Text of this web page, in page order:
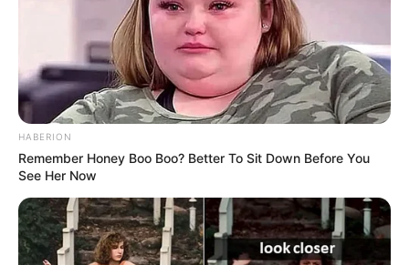
HABERION
Remember Honey Boo Boo? Better To Sit Down Before You
See Her Now